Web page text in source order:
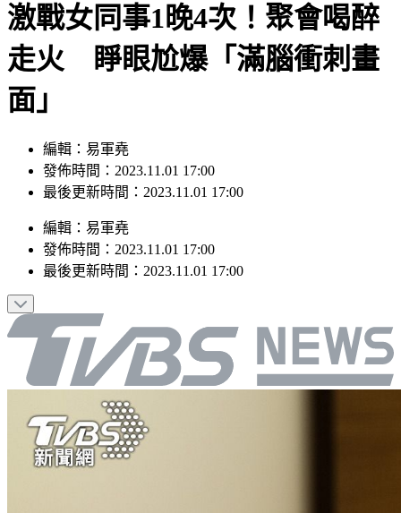
激戰女同事1晚4次！聚會喝醉
走火 睜眼尬爆「滿腦衝刺畫
面」
編輯：易軍堯
發佈時間：2023.11.01 17:00
最後更新時間：2023.11.01 17:00
編輯 ： 易軍堯
發佈時間： 2023.11.01 17:00
最後更新時間： 2023.11.01 17:00